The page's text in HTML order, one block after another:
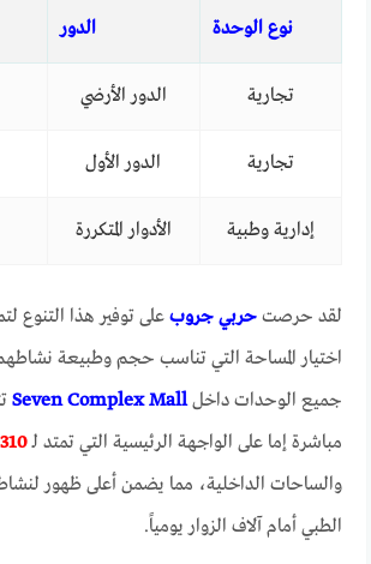
نوع الوحدة الدور
تجارية الدور الأرضي
تجارية الدور الأول
إدارية وطبية الأدوار المتكررة
لقد حرصتحربي جروب على توفير هذا التنوع
اختيار المساحة التي تناسب حجم وطبيعة
جميع الوحدات داخلSeven Complex Mall
مباشرة إما على الواجهة الرئيسية التي تمتد لـ310
والساحات الداخلية، مما يضمن أعلى ظهور
الطبي أمام آلاف الزوار يومياً.